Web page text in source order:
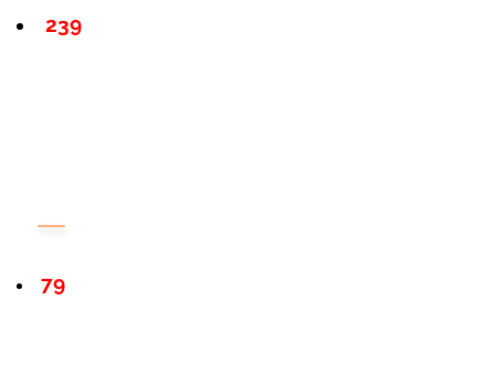
239
79